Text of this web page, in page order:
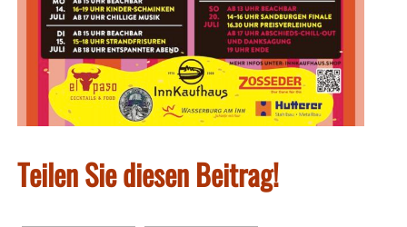
Teilen Sie diesen Beitrag!